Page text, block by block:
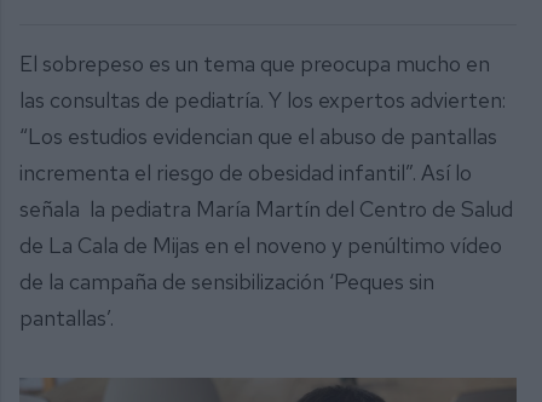
El sobrepeso es un tema que preocupa mucho en
las consultas de pediatría. Y los expertos advierten:
“Los estudios evidencian que el abuso de pantallas
incrementa el riesgo de obesidad infantil”. Así lo
señala la pediatra María Martín del Centro de Salud
de La Cala de Mijas en el noveno y penúltimo vídeo
de la campaña de sensibilización ‘Peques sin
pantallas’.